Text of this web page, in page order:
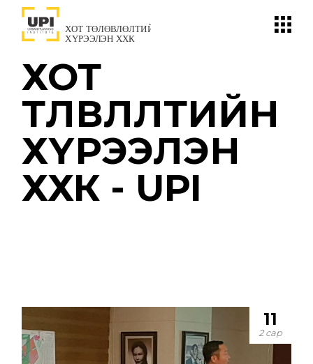
content
ХОТ
ТӨЛӨВЛӨЛТИЙН
ХҮРЭЭЛЭН
ХХК - UPI
11
2 сар